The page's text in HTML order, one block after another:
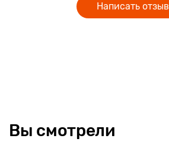
Написать отзыв
Вы смотрели